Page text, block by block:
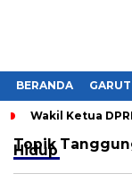
BERANDA
Wakil Ketua
Topik
Hidup